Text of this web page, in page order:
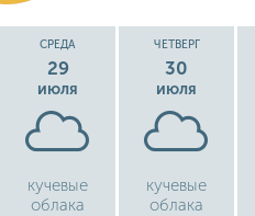
СРЕДА
29
июля
кучевые
облака
ЧЕТВЕРГ
30
июля
кучевые
облака